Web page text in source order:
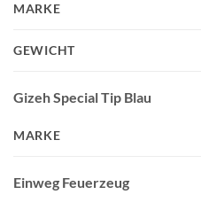
MARKE
GEWICHT
Gizeh Special Tip Blau
MARKE
Einweg Feuerzeug